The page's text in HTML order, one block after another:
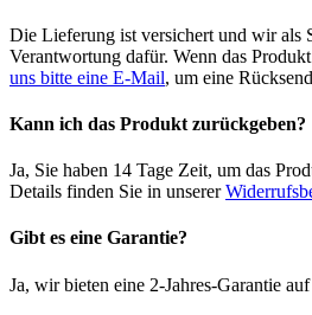
Die Lieferung ist versichert und wir als
Verantwortung dafür. Wenn das
uns bitte eine E-Mail, um eine
Kann ich das Produkt zurückgeben?
Ja, Sie haben 14 Tage Zeit, um das
Details finden Sie in unserer
Gibt es eine Garantie?
Ja, wir bieten eine 2-Jahres-Garantie